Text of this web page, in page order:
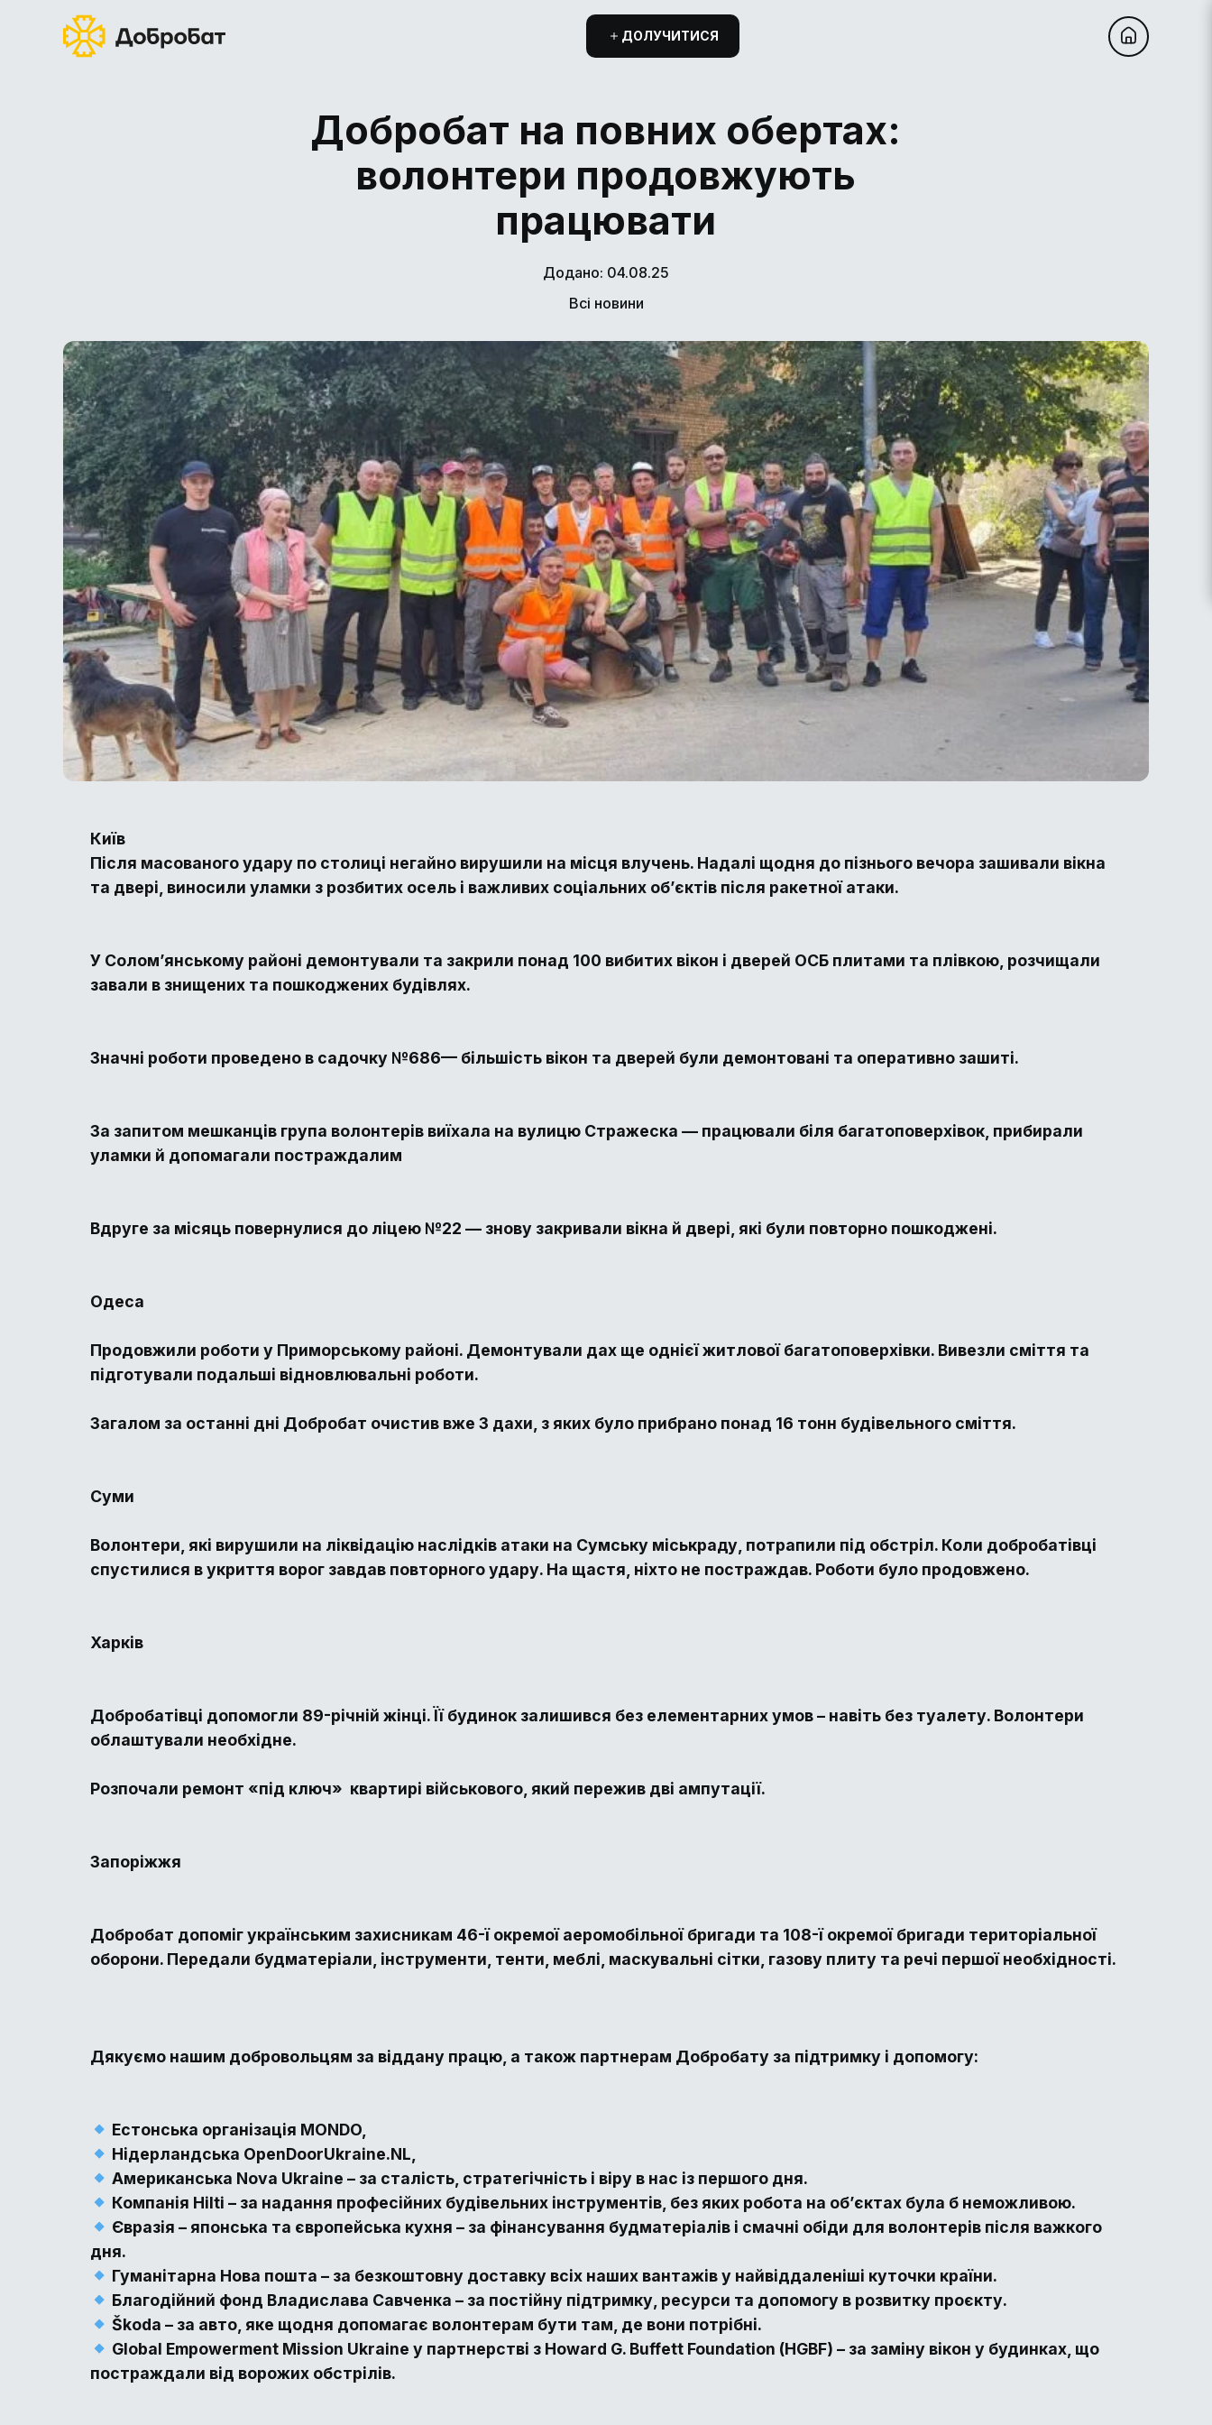
ДОЛУЧИТИСЯ
Добробат на повних обертах:
волонтери продовжують
працювати
Додано: 04.08.25
Всі новини
Київ
Після масованого удару по столиці негайно вирушили на місця влучень. Надалі щодня до пізнього вечора зашивали вікна
та двері, виносили уламки з розбитих осель і важливих соціальних об’єктів після ракетної атаки.
У Солом’янському районі демонтували та закрили понад 100 вибитих вікон і дверей ОСБ плитами та плівкою, розчищали
завали в знищених та пошкоджених будівлях.
Значні роботи проведено в садочку №686— більшість вікон та дверей були демонтовані та оперативно зашиті.
За запитом мешканців група волонтерів виїхала на вулицю Стражеска — працювали біля багатоповерхівок, прибирали
уламки й допомагали постраждалим
Вдруге за місяць повернулися до ліцею №22 — знову закривали вікна й двері, які були повторно пошкоджені.
Одеса
Продовжили роботи у Приморському районі. Демонтували дах ще однієї житлової багатоповерхівки. Вивезли сміття та
підготували подальші відновлювальні роботи.
Загалом за останні дні Добробат очистив вже 3 дахи, з яких було прибрано понад 16 тонн будівельного сміття.
Суми
Волонтери, які вирушили на ліквідацію наслідків атаки на Сумську міськраду, потрапили під обстріл. Коли добробатівці
спустилися в укриття ворог завдав повторного удару. На щастя, ніхто не постраждав. Роботи було продовжено.
Харків
Добробатівці допомогли 89-річній жінці. Її будинок залишився без елементарних умов – навіть без туалету. Волонтери
облаштували необхідне.
Розпочали ремонт «під ключ» квартирі військового, який пережив дві ампутації.
Запоріжжя
Добробат допоміг українським захисникам 46-ї окремої аеромобільної бригади та 108-ї окремої бригади територіальної
оборони. Передали будматеріали, інструменти, тенти, меблі, маскувальні сітки, газову плиту та речі першої необхідності.
Дякуємо нашим добровольцям за віддану працю, а також партнерам Добробату за підтримку і допомогу:
Естонська організація MONDO,
Нідерландська OpenDoorUkraine.NL,
Американська Nova Ukraine – за сталість, стратегічність і віру в нас із першого дня.
Компанія Hilti – за надання професійних будівельних інструментів, без яких робота на об’єктах була б неможливою.
Євразія – японська та європейська кухня – за фінансування будматеріалів і смачні обіди для волонтерів після важкого
дня.
Гуманітарна Нова пошта – за безкоштовну доставку всіх наших вантажів у найвіддаленіші куточки країни.
Благодійний фонд Владислава Савченка – за постійну підтримку, ресурси та допомогу в розвитку проєкту.
Škoda – за авто, яке щодня допомагає волонтерам бути там, де вони потрібні.
Global Empowerment Mission Ukraine у партнерстві з Howard G. Buffett Foundation (HGBF) – за заміну вікон у будинках, що
постраждали від ворожих обстрілів.